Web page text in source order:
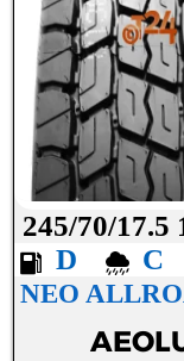
245/70/17.5
D
C
NEO